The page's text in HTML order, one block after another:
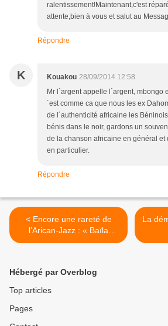
ralentissement!Maintenant,c'est
attente,bien à vous et salut au
Répondre
K Kouakou 28/09/2014 12:58
Mr l´argent appelle l´argent, mbongo
´est comme ca que nous les ex
de l´authenticité africaine les
bénis dans le noir, gardons un
de la chanson africaine en général et
en particulier.
Répondre
< Encore une rareté de
l’Arican-Jazz : « Baïla
Bicente »,
La
Hébergé par Overblog
Top articles
Pages